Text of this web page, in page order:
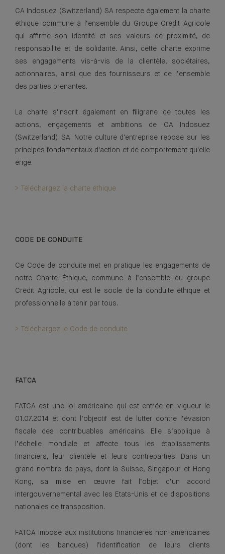
CA Indosuez (Switzerland) SA respecte également la charte
éthique commune à l’ensemble du Groupe Crédit Agricole
qui affirme son identité et ses valeurs de proximité, de
responsabilité et de solidarité. Ainsi, cette charte exprime
ses engagements vis-à-vis de la clientèle, sociétaires,
actionnaires, ainsi que des fournisseurs et de l’ensemble
des parties prenantes.
La charte s'inscrit également en filigrane de toutes les
actions, engagements et ambitions de CA Indosuez
(Switzerland) SA. Notre culture d'entreprise repose sur les
principes fondamentaux d'action et de comportement qu'elle
érige.
> Téléchargez la charte éthique
CODE DE CONDUITE
Ce Code de conduite met en pratique les engagements de
notre Charte Éthique, commune à l’ensemble du groupe
Crédit Agricole, qui est le socle de la conduite éthique et
professionnelle à tenir par tous.
> Téléchargez le Code de conduite
FATCA
FATCA est une loi américaine qui est entrée en vigueur le
01.07.2014 et dont l’objectif est de lutter contre l’évasion
fiscale des contribuables américains. Elle s’applique à
l’échelle mondiale et affecte tous les établissements
financiers, leur clientèle et leurs contreparties. Dans un
grand nombre de pays, dont la Suisse, Singapour et Hong
Kong, sa mise en œuvre fait l’objet d’un accord
intergouvernemental avec les Etats-Unis et de dispositions
nationales de transposition.
FATCA impose aux institutions financières non-américaines
(dont les banques) l’identification de leurs clients